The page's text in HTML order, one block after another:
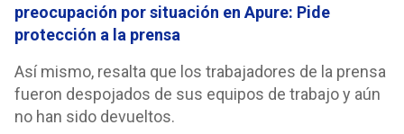
preocupación por situación en Apure: Pide
protección a la prensa
Así mismo, resalta que los trabajadores de la prensa
fueron despojados de sus equipos de trabajo y aún
no han sido devueltos.